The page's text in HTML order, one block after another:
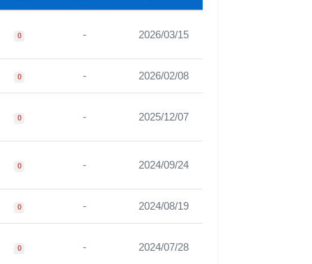
0 - 2026/03/15
0 - 2026/02/08
0 - 2025/12/07
0 - 2024/09/24
0 - 2024/08/19
0 - 2024/07/28